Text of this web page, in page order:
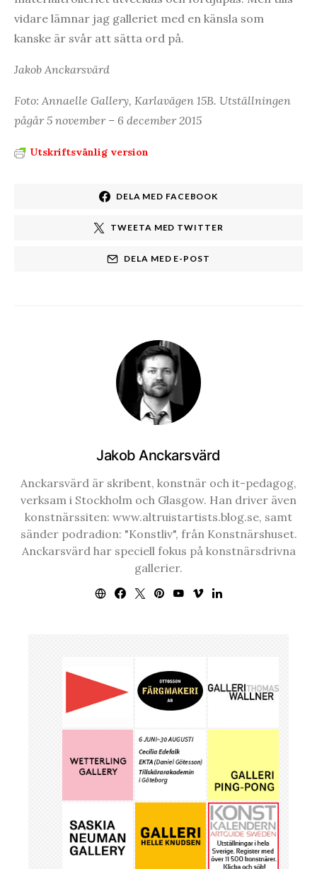
vidare lämnar jag galleriet med en känsla som
kanske är svår att sätta ord på.
Jakob Anckarsvärd
Foto: Annaelle Gallery, Karlavägen 15B. Utställningen
pågår 5 november – 6 december 2015
Utskriftsvänlig version
DELA MED FACEBOOK
TWEETA MED TWITTER
DELA MED E-POST
Jakob Anckarsvärd
Anckarsvärd är skribent, konstnär och it-pedagog,
verksam i Stockholm och Glasgow. Han driver även
konstnärssiten: www.altruistartists.blog.se, samt
sänder podradion: "Konstliv", från Konstnärshuset.
Anckarsvärd har speciell fokus på konstnärsdrivna
gallerier.